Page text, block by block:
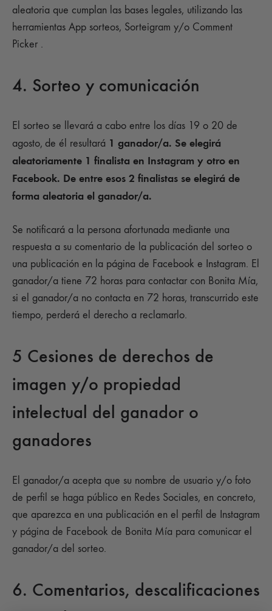
aleatoria que cumplan las bases legales, utilizando las
herramientas App sorteos, Sorteigram y/o Comment
Picker .
4. Sorteo y comunicación
El sorteo se llevará a cabo entre los días 19 o 20 de
agosto, de él resultará 1 ganador/a. Se elegirá
aleatoriamente 1 finalista en Instagram y otro en
Facebook. De entre esos 2 finalistas se elegirá de
forma aleatoria el ganador/a.
Se notificará a la persona afortunada mediante una
respuesta a su comentario de la publicación del sorteo o
una publicación en la página de Facebook e Instagram. El
ganador/a tiene 72 horas para contactar con Bonita Mía,
si el ganador/a no contacta en 72 horas, transcurrido este
tiempo, perderá el derecho a reclamarlo.
5 Cesiones de derechos de
imagen y/o propiedad
intelectual del ganador o
ganadores
El ganador/a acepta que su nombre de usuario y/o foto
de perfil se haga público en Redes Sociales, en concreto,
que aparezca en una publicación en el perfil de Instagram
y página de Facebook de Bonita Mía para comunicar el
ganador/a del sorteo.
6. Comentarios, descalificaciones